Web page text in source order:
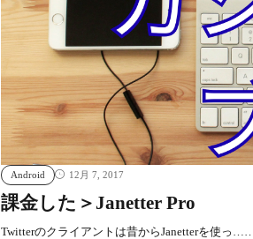
Android 12月 7, 2017
課金した＞Janetter Pro
Twitterのクライアントは昔からJanetterを使っ